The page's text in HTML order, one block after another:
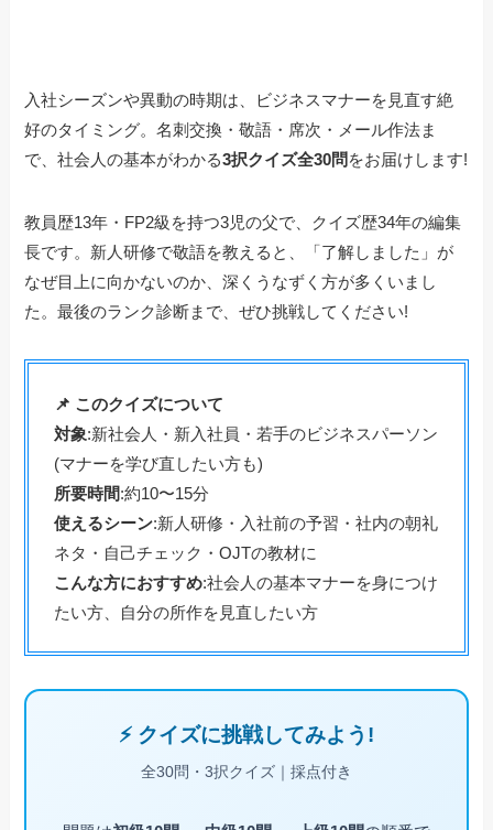
入社シーズンや異動の時期は、ビジネスマナーを見直す絶
好のタイミング。名刺交換・敬語・席次・メール作法ま
で、社会人の基本がわかる3択クイズ全30問 をお届けします!
教員歴13年・FP2級を持つ3児の父で、クイズ歴34年の編集
長です。新人研修で敬語を教えると、「了解しました」が
なぜ目上に向かないのか、深くうなずく方が多くいまし
た。最後のランク診断まで、ぜひ挑戦してください!
📌 このクイズについて
対象:新社会人・新入社員・若手のビジネスパーソン
(マナーを学び直したい方も)
所要時間:約10〜15分
使えるシーン:新人研修・入社前の予習・社内の朝礼
ネタ・自己チェック・OJTの教材に
こんな方におすすめ:社会人の基本マナーを身につけ
たい方、自分の所作を見直したい方